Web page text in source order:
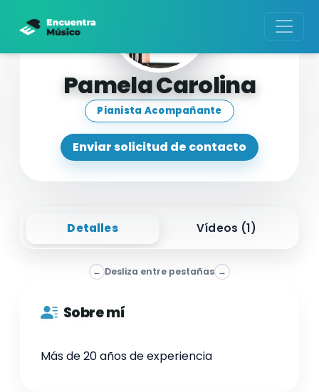
Pamela Carolina
Pianista Acompañante
Enviar solicitud de contacto
Detalles Vídeos (1)
← Desliza entre pestañas →
Sobre mí
Más de 20 años de experiencia